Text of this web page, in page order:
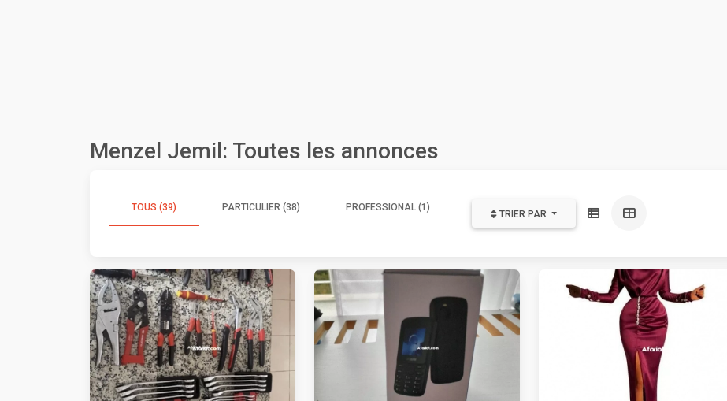
Menzel Jemil: Toutes les annonces
TOUS (39) PARTICULIER (38) PROFESSIONAL (1)
TRIER PAR